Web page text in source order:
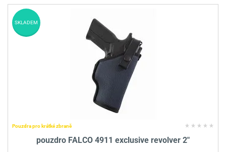
Pouzdra pro krátké zbraně
pouzdro FALCO 4911 exclusive revolver 2"
SKLADEM